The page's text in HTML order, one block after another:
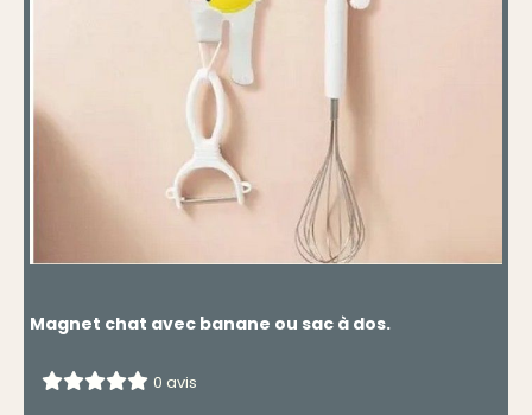
Magnet chat avec banane ou sac à dos.
0 avis